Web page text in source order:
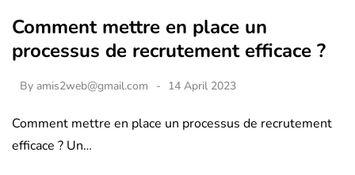
Comment mettre en place un
processus de recrutement efficace ?
By amis2web@gmail.com 14 April 2023
Comment mettre en place un processus de recrutement
efficace ? Un…